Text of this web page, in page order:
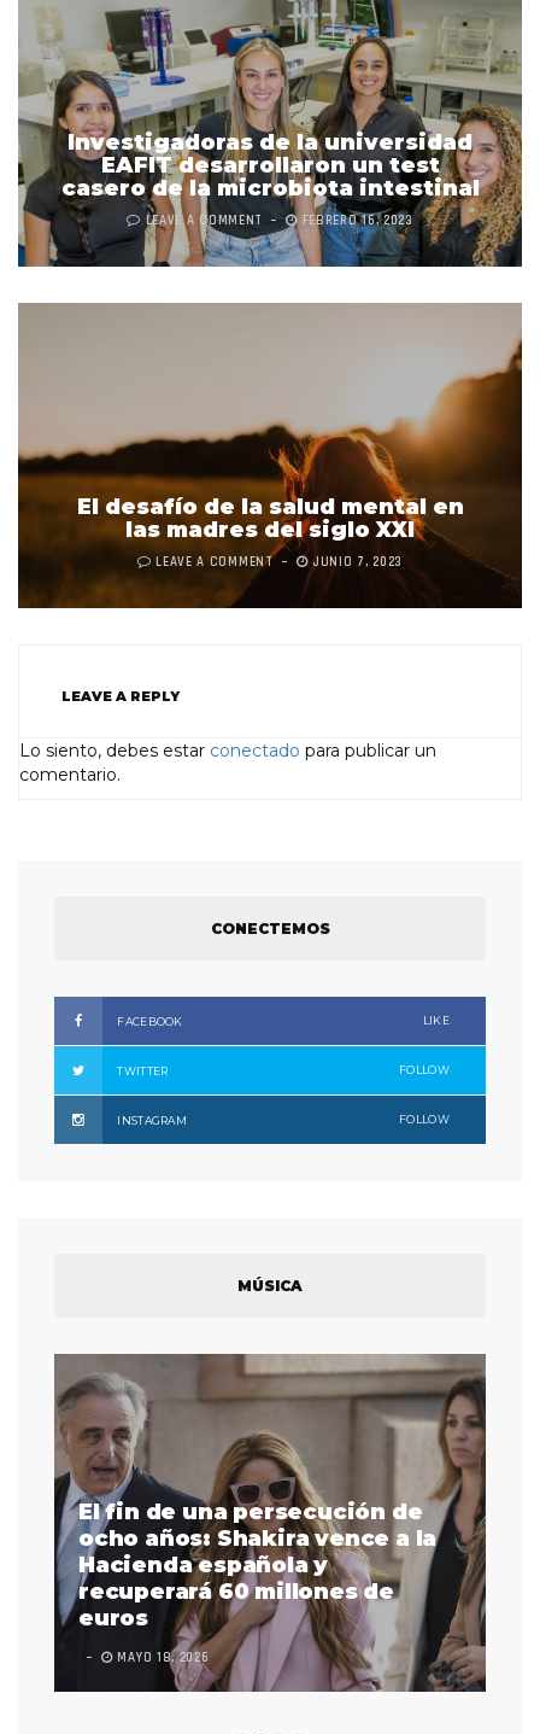
Investigadoras de la universidad
EAFIT desarrollaron un test
casero de la microbiota intestinal
LEAVE A COMMENT FEBRERO 16, 2023
El desafío de la salud mental en
las madres del siglo XXI
LEAVE A COMMENT JUNIO 7, 2023
LEAVE A REPLY
Lo siento, debes estar conectado para publicar un
comentario.
CONECTEMOS
FACEBOOK LIKE
TWITTER FOLLOW
INSTAGRAM FOLLOW
MÚSICA
El fin de una persecución de
ocho años: Shakira vence a la
Hacienda española y
recuperará 60 millones de
euros
MAYO 18, 2026